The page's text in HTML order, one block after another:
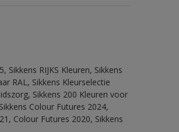
RIJKS Kleuren, Sikkens
RAL, Sikkens Kleurselectie
Sikkens 200 Kleuren voor
Colour Futures 2024,
Colour Futures 2020, Sikkens